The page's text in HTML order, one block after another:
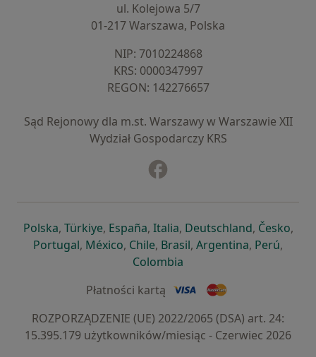
ul. Kolejowa 5/7
01-217 Warszawa, Polska
NIP: ⁠7010224868
KRS: ⁠0000347997
REGON: ⁠142276657
Sąd Rejonowy dla m.st. Warszawy w Warszawie XII
Wydział Gospodarczy KRS
Polskaotwiera się w nowej karcie
, Türkiyeotwiera się w nowej karcie
, Españaotwiera się w nowej karcie
, Italiaotwiera się w nowej
, Deutschlandotwiera się
, Česko,
Portugalotwiera się w nowej karcie
, Méxicootwiera się w nowej karcie
, Chileotwiera się w nowej karcie
, Brasilotwiera się w nowej
, Argentinaotwiera się
, Perú,
Colombia
Płatności kartą
ROZPORZĄDZENIE (UE) 2022/2065 (DSA) art. 24:
15.395.179 użytkowników/miesiąc - Czerwiec 2026